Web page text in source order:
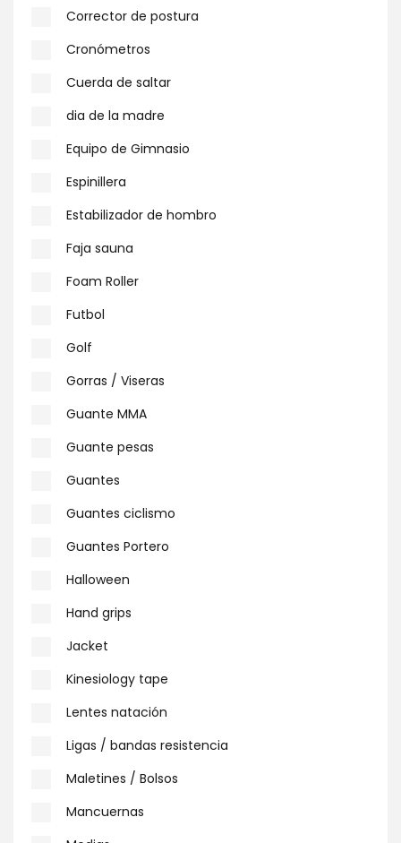
Corrector de postura
Cronómetros
Cuerda de saltar
dia de la madre
Equipo de Gimnasio
Espinillera
Estabilizador de hombro
Faja sauna
Foam Roller
Futbol
Golf
Gorras / Viseras
Guante MMA
Guante pesas
Guantes
Guantes ciclismo
Guantes Portero
Halloween
Hand grips
Jacket
Kinesiology tape
Lentes natación
Ligas / bandas resistencia
Maletines / Bolsos
Mancuernas